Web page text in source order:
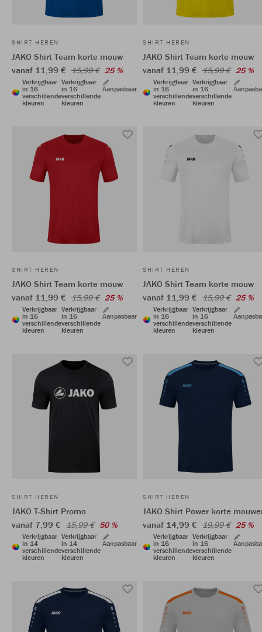
SHIRT HEREN
JAKO Shirt Team korte mouw
vanaf 11,99 € 15,99 € 25 %
Verkrijgbaar
in 16
verschillende
kleuren
Verkrijgbaar
in 16
verschillende
kleuren
Aanpasbaar
SHIRT HEREN
JAKO Shirt Team korte mouw
vanaf 11,99 € 15,99 € 25 %
Verkrijgbaar
in 16
verschillende
kleuren
Verkrijgbaar
in 16
verschillende
kleuren
SHIRT HEREN
JAKO Shirt Team korte mouw
vanaf 11,99 € 15,99 € 25 %
Verkrijgbaar
in 16
verschillende
kleuren
Verkrijgbaar
in 16
verschillende
kleuren
Aanpasbaar
SHIRT HEREN
JAKO Shirt Team korte mouw
vanaf 11,99 € 15,99 € 25 %
Verkrijgbaar
in 16
verschillende
kleuren
Verkrijgbaar
in 16
verschillende
kleuren
SHIRT HEREN
JAKO T-Shirt Promo
vanaf 7,99 € 15,99 € 50 %
Verkrijgbaar
in 14
verschillende
kleuren
Verkrijgbaar
in 14
verschillende
kleuren
Aanpasbaar
SHIRT HEREN
JAKO Shirt Power korte
vanaf 14,99 € 19,99 € 25 %
Verkrijgbaar
in 16
verschillende
kleuren
Verkrijgbaar
in 16
verschillende
kleuren